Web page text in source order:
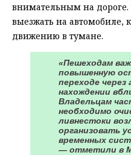
внимательным на дороге.
выезжать на автомобиле,
движению в тумане.
«Пешеходам
повышенную
переходе
нахождении
Владельцам
необходимо
ливнестоки
организовать
временных
— отметили в